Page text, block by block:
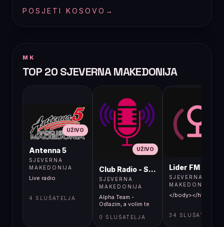
POSJETI KOSOVO →
MK
TOP 20 SJEVERNA MAKEDONIJA
UŽIVO
Antenna 5
SJEVERNA
MAKEDONIJA
Live radio
4 SLUŠATELJA
UŽIVO
Club Radio - Skopje, Mcedonia
SJEVERNA
MAKEDONIJA
Alpha Team -
Odlazim, a volim te
0 SLUŠATELJA
Lider FM 107,4
SJEVERNA
MAKEDONIJA
</body></html>
34 SLUŠATELJA